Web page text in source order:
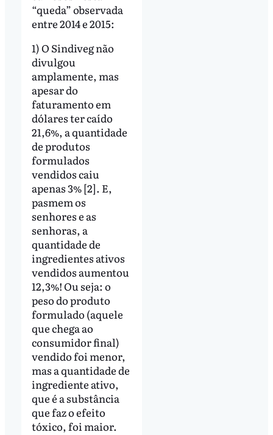
“queda” observada
entre 2014 e 2015:
1) O Sindiveg não
divulgou
amplamente, mas
apesar do
faturamento em
dólares ter caído
21,6%, a quantidade
de produtos
formulados
vendidos caiu
apenas 3% [2]. E,
pasmem os
senhores e as
senhoras, a
quantidade de
ingredientes ativos
vendidos aumentou
12,3%! Ou seja: o
peso do produto
formulado (aquele
que chega ao
consumidor final)
vendido foi menor,
mas a quantidade de
ingrediente ativo,
que é a substância
que faz o efeito
tóxico, foi maior.